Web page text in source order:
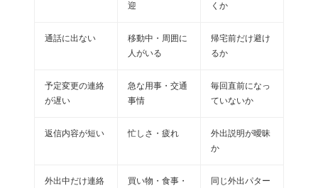
迎
くか
通話に出ない
移動中・周囲に
人がいる
帰宅前だけ避け
るか
予定変更の連絡
が遅い
急な用事・交通
事情
毎回直前になっ
ていないか
返信内容が短い 忙しさ・疲れ
外出説明が曖昧
か
外出中だけ連絡
買い物・食事・
同じ外出パター